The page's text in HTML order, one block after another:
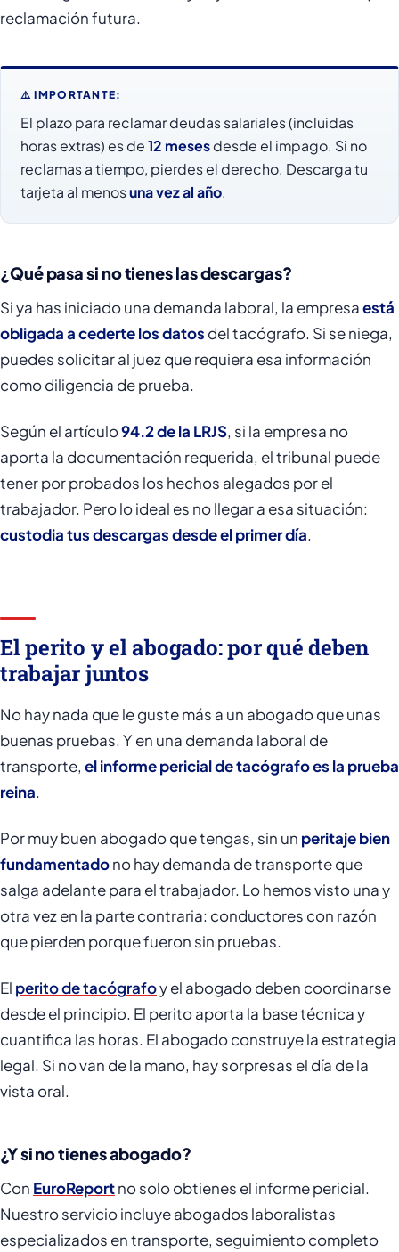
reclamación futura.
⚠️ IMPORTANTE:
El plazo para reclamar deudas salariales (incluidas
horas extras) es de12 mesesdesde el impago. Si no
reclamas a tiempo, pierdes el derecho. Descarga tu
tarjeta al menosuna vez al año.
¿Qué pasa si no tienes las descargas?
Si ya has iniciado una demanda laboral, la empresaestá
obligada a cederte los datos del tacógrafo. Si se niega,
puedes solicitar al juez que requiera esa información
como diligencia de prueba.
Según el artículo94.2 de la LRJS, si la empresa no
aporta la documentación requerida, el tribunal puede
tener por probados los hechos alegados por el
trabajador. Pero lo ideal es no llegar a esa situación:
custodia tus descargas desde el primer día.
El perito y el abogado: por qué deben
trabajar juntos
No hay nada que le guste más a un abogado que unas
buenas pruebas. Y en una demanda laboral de
transporte, el informe pericial de tacógrafo es la prueba
reina.
Por muy buen abogado que tengas, sin un peritaje bien
fundamentadono hay demanda de transporte que
salga adelante para el trabajador. Lo hemos visto una y
otra vez en la parte contraria: conductores con razón
que pierden porque fueron sin pruebas.
El perito de tacógrafoy el abogado deben coordinarse
desde el principio. El perito aporta la base técnica y
cuantifica las horas. El abogado construye la estrategia
legal. Si no van de la mano, hay sorpresas el día de la
vista oral.
¿Y si no tienes abogado?
Con EuroReportno solo obtienes el informe pericial.
Nuestro servicio incluye abogados laboralistas
especializados en transporte, seguimiento completo